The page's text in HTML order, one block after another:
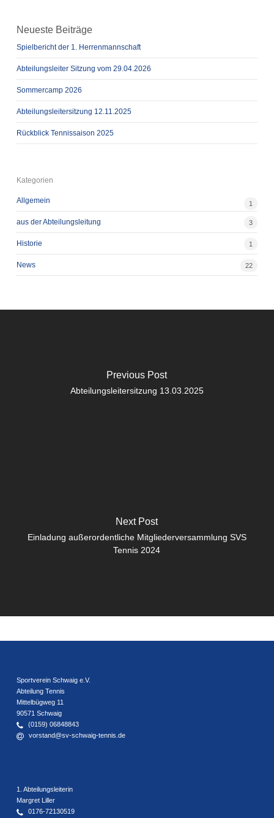
Neueste Beiträge
Spielbericht der 1. Herrenmannschaft
Abteilungsleiter Sitzung vom 29.04.2026
Sommercamp 2026
Abteilungsleitersitzung 12.11.2025
Rückblick Tennissaison 2025
Kategorien
Allgemein 1
aus der Abteilungsleitung 3
Historie 1
News 22
Previous Post
Abteilungsleitersitzung 13.03.2025
Next Post
Einladung außerordentliche Mitgliederversammlung SVS
Tennis 2024
Sportverein Schwaig e.V.
Abteilung Tennis
Mittelbügweg 11
90571 Schwaig
(0159) 06848843
vorstand@sv-schwaig-tennis.de
1. Abteilungsleiterin
Margret Liller
0176-72130519